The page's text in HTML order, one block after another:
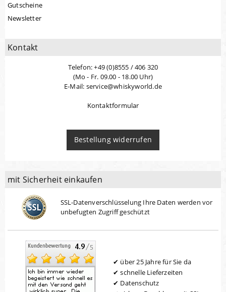
Gutscheine
Newsletter
Kontakt
Telefon: +49 (0)8555 / 406 320
(Mo - Fr. 09.00 - 18.00 Uhr)
E-Mail: service@whiskyworld.de
Kontaktformular
Bestellung widerrufen
mit Sicherheit einkaufen
SSL-Datenverschlüsselung Ihre Daten werden vor
unbefugten Zugriff geschützt
über 25 Jahre für Sie da
schnelle Lieferzeiten
Datenschutz